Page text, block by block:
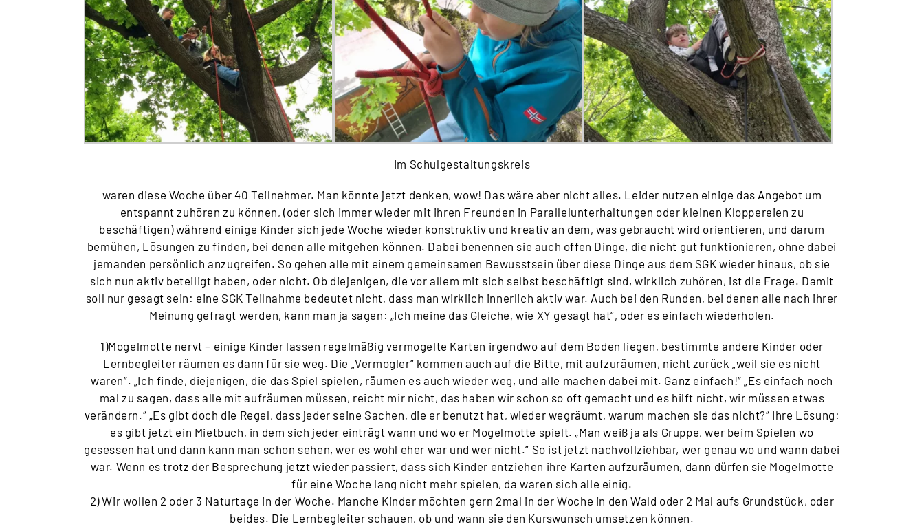
Im Schulgestaltungskreis
waren diese Woche über 40 Teilnehmer. Man könnte jetzt denken, wow! Das wäre aber nicht alles. Leider nutzen einige das Angebot um
entspannt zuhören zu können, (oder sich immer wieder mit ihren Freunden in Parallelunterhaltungen oder kleinen Kloppereien zu
beschäftigen) während einige Kinder sich jede Woche wieder konstruktiv und kreativ an dem, was gebraucht wird orientieren, und darum
bemühen, Lösungen zu finden, bei denen alle mitgehen können. Dabei benennen sie auch offen Dinge, die nicht gut funktionieren, ohne dabei
jemanden persönlich anzugreifen. So gehen alle mit einem gemeinsamen Bewusstsein über diese Dinge aus dem SGK wieder hinaus, ob sie
sich nun aktiv beteiligt haben, oder nicht. Ob diejenigen, die vor allem mit sich selbst beschäftigt sind, wirklich zuhören, ist die Frage. Damit
soll nur gesagt sein: eine SGK Teilnahme bedeutet nicht, dass man wirklich innerlich aktiv war. Auch bei den Runden, bei denen alle nach ihrer
Meinung gefragt werden, kann man ja sagen: „Ich meine das Gleiche, wie XY gesagt hat“, oder es einfach wiederholen.
1)Mogelmotte nervt – einige Kinder lassen regelmäßig vermogelte Karten irgendwo auf dem Boden liegen, bestimmte andere Kinder oder
Lernbegleiter räumen es dann für sie weg. Die „Vermogler“ kommen auch auf die Bitte, mit aufzuräumen, nicht zurück „weil sie es nicht
waren“. „Ich finde, diejenigen, die das Spiel spielen, räumen es auch wieder weg, und alle machen dabei mit. Ganz einfach!“ „Es einfach noch
mal zu sagen, dass alle mit aufräumen müssen, reicht mir nicht, das haben wir schon so oft gemacht und es hilft nicht, wir müssen etwas
verändern.“ „Es gibt doch die Regel, dass jeder seine Sachen, die er benutzt hat, wieder wegräumt, warum machen sie das nicht?“ Ihre Lösung:
es gibt jetzt ein Mietbuch, in dem sich jeder einträgt wann und wo er Mogelmotte spielt. „Man weiß ja als Gruppe, wer beim Spielen wo
gesessen hat und dann kann man schon sehen, wer es wohl eher war und wer nicht.“ So ist jetzt nachvollziehbar, wer genau wo und wann dabei
war. Wenn es trotz der Besprechung jetzt wieder passiert, dass sich Kinder entziehen ihre Karten aufzuräumen, dann dürfen sie Mogelmotte
für eine Woche lang nicht mehr spielen, da waren sich alle einig.
2) Wir wollen 2 oder 3 Naturtage in der Woche. Manche Kinder möchten gern 2mal in der Woche in den Wald oder 2 Mal aufs Grundstück, oder
beides. Die Lernbegleiter schauen, ob und wann sie den Kurswunsch umsetzen können.